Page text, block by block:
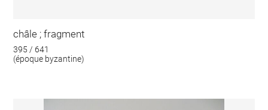
châle ; fragment
395 / 641
(époque byzantine)